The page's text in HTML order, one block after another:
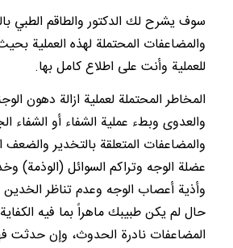
سوف يشرح لك الدكتور والطاقم الطبي
والمضاعفات المحتملة لهذه العملية
للعملية وأنت على اطلاع كامل بها.
المخاطر المحتملة لعملية ازالة دهون
والعدوى وبطء عملية الشفاء أو الشفاء
والمضاعفات المتعلقة بالتخدير والضعف
عضلة الوجه وتراكم السوائل (الوذمة)
وأذية أعصاب الوجه وعدم تناظر
حال لم يكن طبيبك ماهراً بما فيه
المضاعفات نادرة الحدوث، وإن حدثت